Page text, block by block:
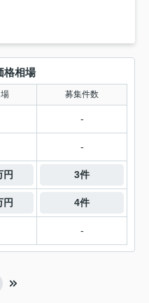
格相場
募集件数
-
-
円 3件
円 4件
-